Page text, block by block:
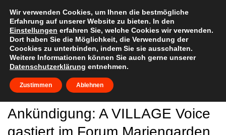
content
Ankündigung: A VILLAGE Voice
gastiert im Forum Mariengarden
Wir verwenden Cookies, um Ihnen die bestmögliche
Erfahrung auf unserer Website zu bieten. In den
Einstellungen erfahren Sie, welche Cookies wir verwenden.
Dort haben Sie die Möglichkeit, die Verwendung der
Coockies zu unterbinden, indem Sie sie ausschalten.
Weitere Informationen können Sie auch gerne unserer
Datenschutzerklärung entnehmen.
Zustimmen Ablehnen